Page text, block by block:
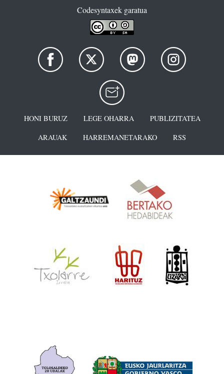
Codesyntaxek garatua
HONI BURUZ LEGE OHARRA
PUBLIZITATEA
ARAUAK
HARREMANETARAKO RSS